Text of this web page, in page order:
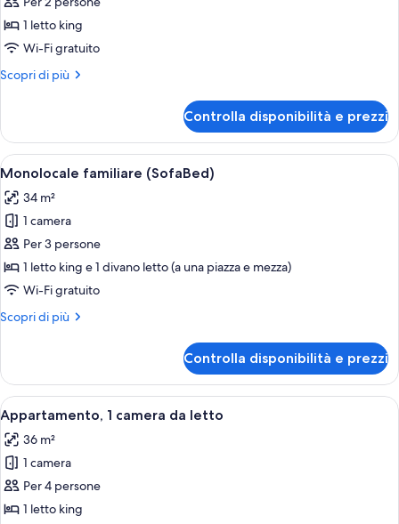
Monolocale
1 letto king
Wi-Fi gratuito
Scopri di più
Altri
Controlla disponibilità e prezzi
Apri
tutte
le
foto
per
Monolocale
familiare
Camera d'albergo moderna con un
39
Monolocale familiare (SofaBed)
34 m²
1 camera
Per 3 persone
1 letto king e 1 divano letto (a una piazza e mezza)
Wi-Fi gratuito
Scopri di più
Altri
familiare
(SofaBed)
Controlla disponibilità e prezzi
Apri
tutte
le
foto
per
Appartamento,
Una camera d'hotel moderna con
30
Appartamento, 1 camera da letto
36 m²
1 camera
Per 4 persone
1 letto king